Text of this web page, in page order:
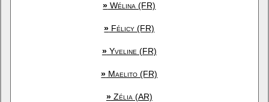
» Wélina (FR)
» Félicy (FR)
»Yveline (FR)
» Maelito (FR)
»Zélia (AR)